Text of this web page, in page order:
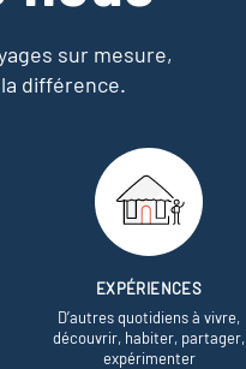
sur mesure,
différence.
EXPÉRIENCES
D’autres quotidiens à vivre,
découvrir, habiter, partager,
expérimenter